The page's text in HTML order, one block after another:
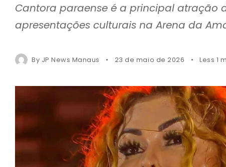
Cantora paraense é a principal atração
apresentações culturais na Arena da
By JP News Manaus 23 de maio de 2026 Less 1